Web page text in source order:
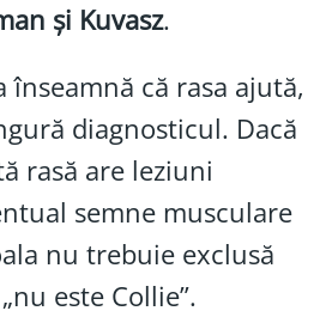
și Kuvasz.
înseamnă că rasa ajută,
diagnosticul. Dacă
rasă are leziuni
semne musculare
nu trebuie exclusă
este Collie”.